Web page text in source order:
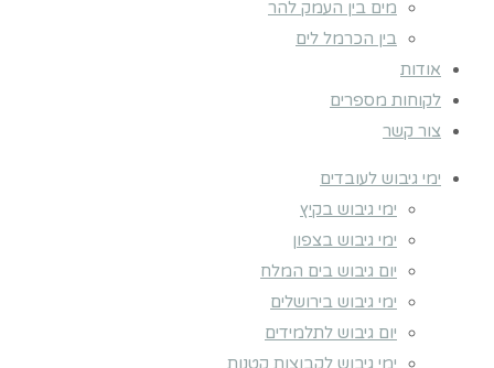
מים בין העמק להר
בין הכרמל לים
אודות
לקוחות מספרים
צור קשר
ימי גיבוש לעובדים
ימי גיבוש בקיץ
ימי גיבוש בצפון
יום גיבוש בים המלח
ימי גיבוש בירושלים
יום גיבוש לתלמידים
ימי גיבוש לקבוצות קטנות